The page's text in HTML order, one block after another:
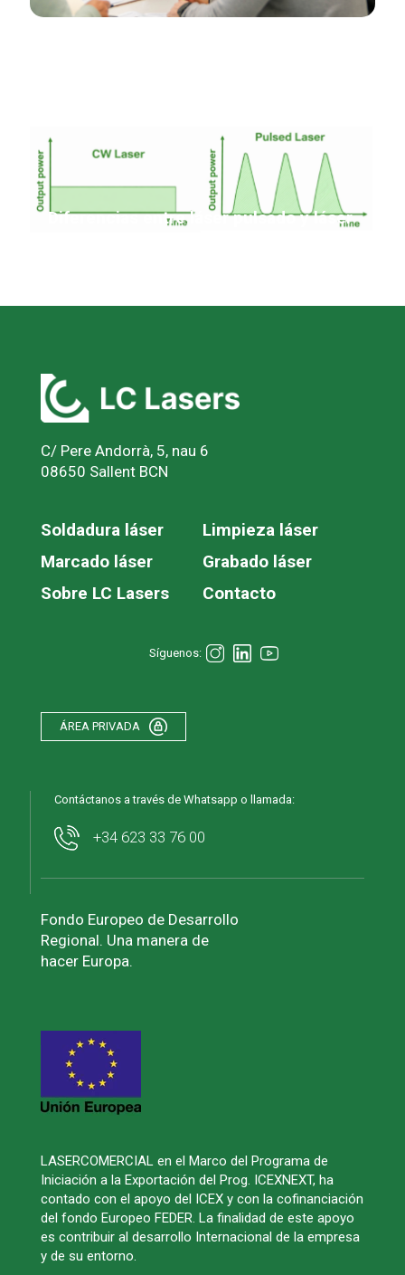
Diferencias entre láser pulsado y láser
C/ Pere Andorrà, 5, nau 6
08650 Sallent BCN
Soldadura láser
Limpieza láser
Marcado láser
Grabado láser
Sobre LC Lasers
Contacto
Síguenos:
ÁREA PRIVADA
Contáctanos a través de Whatsapp o llamada:
+34 623 33 76 00
Fondo Europeo de Desarrollo
Regional. Una manera de
hacer Europa.
LASERCOMERCIAL en el Marco del Programa de
Iniciación a la Exportación del Prog. ICEXNEXT, ha
contado con el apoyo del ICEX y con la cofinanciación
del fondo Europeo FEDER. La finalidad de este apoyo
es contribuir al desarrollo Internacional de la empresa
y de su entorno.